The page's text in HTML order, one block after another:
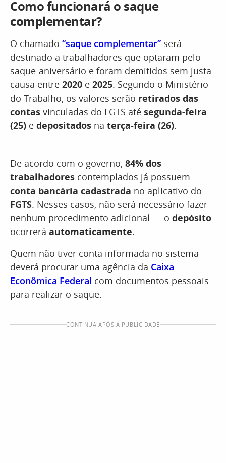
Como funcionará o saque
complementar?
O chamado “saque complementar” será
destinado a trabalhadores que optaram pelo
saque-aniversário e foram demitidos sem justa
causa entre 2020 e 2025. Segundo o Ministério
do Trabalho, os valores serão retirados das
contas vinculadas do FGTS até segunda-feira
(25) e depositados na terça-feira (26).
De acordo com o governo, 84% dos
trabalhadores contemplados já possuem
conta bancária cadastrada no aplicativo do
FGTS. Nesses casos, não será necessário fazer
nenhum procedimento adicional — o depósito
ocorrerá automaticamente.
Quem não tiver conta informada no sistema
deverá procurar uma agência da Caixa
Econômica Federal com documentos pessoais
para realizar o saque.
CONTINUA APÓS A PUBLICIDADE